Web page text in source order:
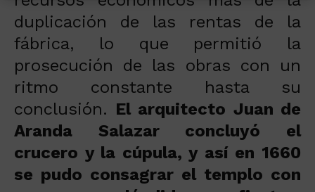
duplicación de las rentas de la
fábrica, lo que permitió la
prosecución de las obras con un
ritmo constante hasta su
conclusión. El arquitecto Juan de
Aranda Salazar concluyó el
crucero y la cúpula, y así en 1660
se pudo consagrar el templo con